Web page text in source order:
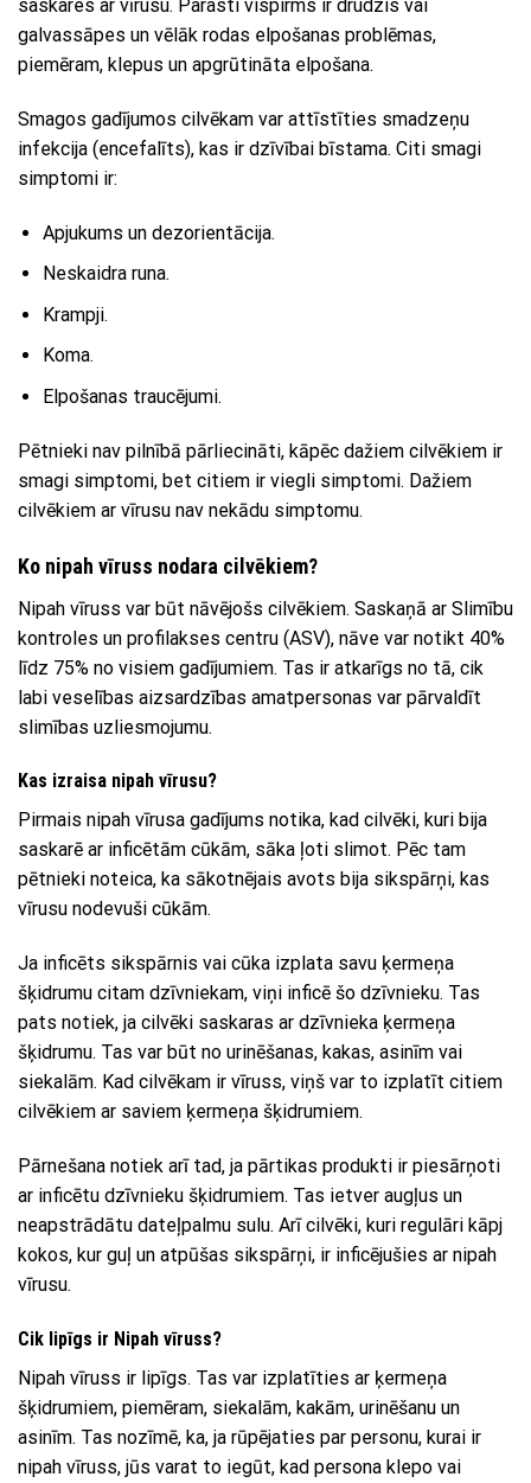
saskares ar vīrusu. Parasti vispirms ir drudzis vai
galvassāpes un vēlāk rodas elpošanas problēmas,
piemēram, klepus un apgrūtināta elpošana.
Smagos gadījumos cilvēkam var attīstīties smadzeņu
infekcija (encefalīts), kas ir dzīvībai bīstama. Citi smagi
simptomi ir:
Apjukums un dezorientācija.
Neskaidra runa.
Krampji.
Koma.
Elpošanas traucējumi.
Pētnieki nav pilnībā pārliecināti, kāpēc dažiem cilvēkiem ir
smagi simptomi, bet citiem ir viegli simptomi. Dažiem
cilvēkiem ar vīrusu nav nekādu simptomu.
Ko nipah vīruss nodara cilvēkiem?
Nipah vīruss var būt nāvējošs cilvēkiem. Saskaņā ar Slimību
kontroles un profilakses centru (ASV), nāve var notikt 40%
līdz 75% no visiem gadījumiem. Tas ir atkarīgs no tā, cik
labi veselības aizsardzības amatpersonas var pārvaldīt
slimības uzliesmojumu.
Kas izraisa nipah vīrusu?
Pirmais nipah vīrusa gadījums notika, kad cilvēki, kuri bija
saskarē ar inficētām cūkām, sāka ļoti slimot. Pēc tam
pētnieki noteica, ka sākotnējais avots bija sikspārņi, kas
vīrusu nodevuši cūkām.
Ja inficēts sikspārnis vai cūka izplata savu ķermeņa
šķidrumu citam dzīvniekam, viņi inficē šo dzīvnieku. Tas
pats notiek, ja cilvēki saskaras ar dzīvnieka ķermeņa
šķidrumu. Tas var būt no urinēšanas, kakas, asinīm vai
siekalām. Kad cilvēkam ir vīruss, viņš var to izplatīt citiem
cilvēkiem ar saviem ķermeņa šķidrumiem.
Pārnešana notiek arī tad, ja pārtikas produkti ir piesārņoti
ar inficētu dzīvnieku šķidrumiem. Tas ietver augļus un
neapstrādātu dateļpalmu sulu. Arī cilvēki, kuri regulāri kāpj
kokos, kur guļ un atpūšas sikspārņi, ir inficējušies ar nipah
vīrusu.
Cik lipīgs ir Nipah vīruss?
Nipah vīruss ir lipīgs. Tas var izplatīties ar ķermeņa
šķidrumiem, piemēram, siekalām, kakām, urinēšanu un
asinīm. Tas nozīmē, ka, ja rūpējaties par personu, kurai ir
nipah vīruss, jūs varat to iegūt, kad persona klepo vai